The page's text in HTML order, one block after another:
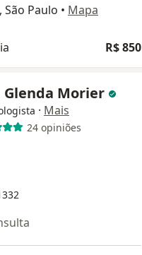
São Paulo • Mapa
R$ 850
Glenda Morier
· Mais
24 opiniões